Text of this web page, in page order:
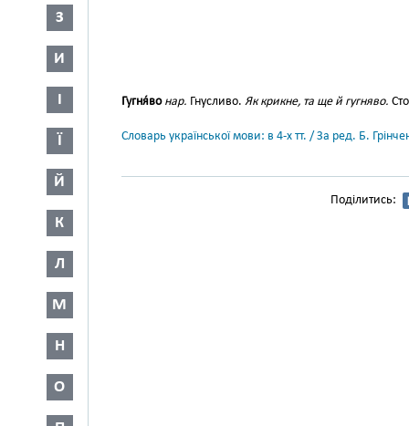
З
И
І
Ї
Й
К
Л
М
Н
О
Гугня́во нар. Гнусливо. Як крикне, та ще й гугняво.
Словарь української мови: в 4-х тт. / За ред. Б.
Поділитись: